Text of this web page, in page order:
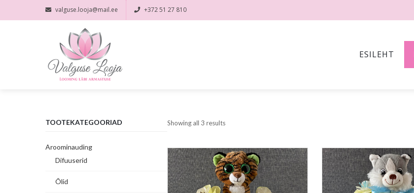
valguse.looja@mail.ee +372 51 27 810
ESILEHT
Showing all 3 results
TOOTEKATEGOORIAD
Aroominauding
Difuuserid
Õlid